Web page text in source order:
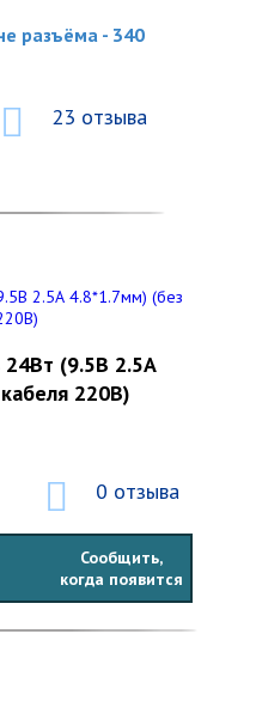
разъёма - 340
23 отзыва
24Вт (9.5В 2.5А
220В)
0 отзыва
Сообщить,
когда появится